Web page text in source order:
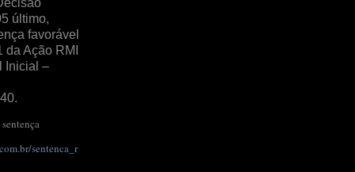
último,
favorável
da Ação RMI
Inicial –
sentenca_r